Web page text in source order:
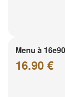
Menu à 16e90
16.90 €